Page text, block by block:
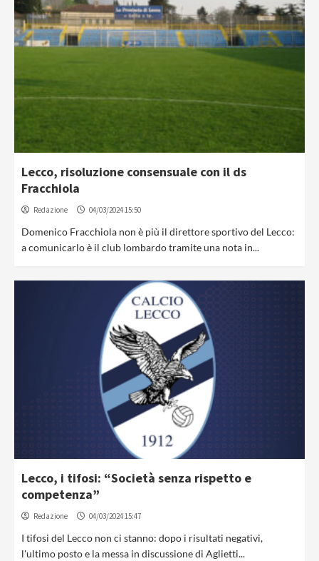
Lecco, risoluzione consensuale con il ds
Fracchiola
Redazione 04/03/2024 15:50
Domenico Fracchiola non è più il direttore sportivo del Lecco:
a comunicarlo è il club lombardo tramite una nota in...
Lecco, i tifosi: “Società senza rispetto e
competenza”
Redazione 04/03/2024 15:47
I tifosi del Lecco non ci stanno: dopo i risultati negativi,
l'ultimo posto e la messa in discussione di Aglietti...